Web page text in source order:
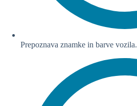
Prepoznava znamke in barve vozila.